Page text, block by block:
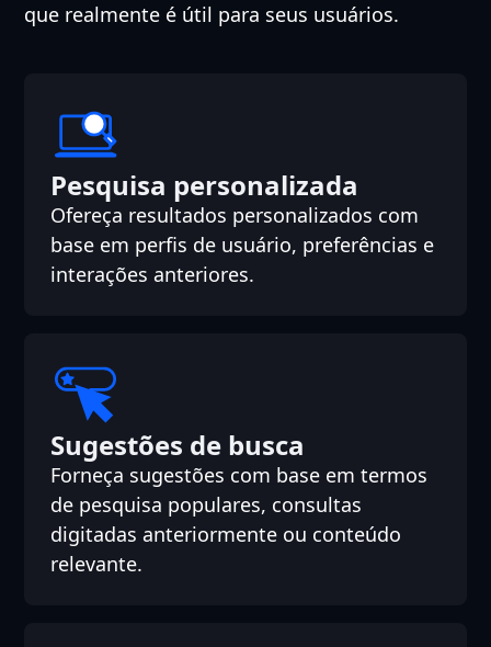
que realmente é útil para seus usuários.
Pesquisa personalizada
Ofereça resultados personalizados com
base em perfis de usuário, preferências e
interações anteriores.
Sugestões de busca
Forneça sugestões com base em termos
de pesquisa populares, consultas
digitadas anteriormente ou conteúdo
relevante.